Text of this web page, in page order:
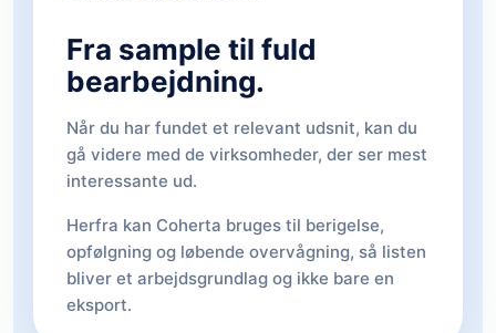
Fra sample til fuld
bearbejdning.
Når du har fundet et relevant udsnit, kan du
gå videre med de virksomheder, der ser mest
interessante ud.
Herfra kan Coherta bruges til berigelse,
opfølgning og løbende overvågning, så listen
bliver et arbejdsgrundlag og ikke bare en
eksport.